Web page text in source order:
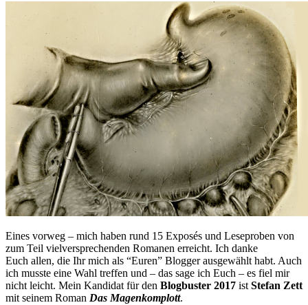
Eines vorweg – mich haben rund 15 Exposés und Leseproben von
zum Teil vielversprechenden Romanen erreicht. Ich danke
Euch allen, die Ihr mich als “Euren” Blogger ausgewählt habt. Auch
ich musste eine Wahl treffen und – das sage ich Euch – es fiel mir
nicht leicht. Mein Kandidat für den Blogbuster 2017 istStefan Zett
mit seinem Roman Das Magenkomplott.